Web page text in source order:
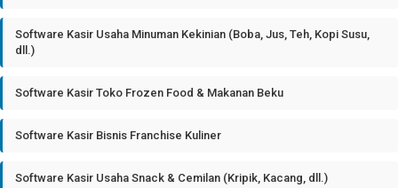
Software Kasir Usaha Minuman Kekinian (Boba, Jus, Teh, Kopi Susu,
dll.)
Software Kasir Toko Frozen Food & Makanan Beku
Software Kasir Bisnis Franchise Kuliner
Software Kasir Usaha Snack & Cemilan (Kripik, Kacang, dll.)